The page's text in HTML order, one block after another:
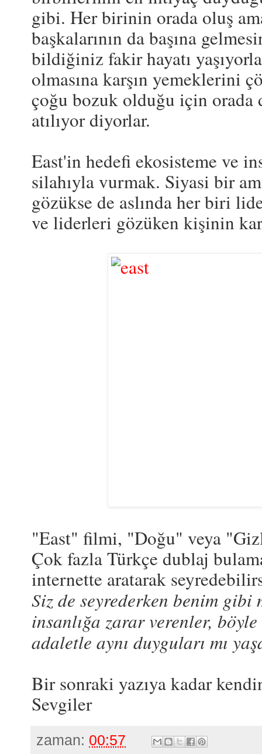
gibi. Her birinin orada oluş
başkalarının da başına
bildiğiniz fakir hayatı
olmasına karşın yemeklerini
çoğu bozuk olduğu için
atılıyor diyorlar.
East'in hedefi ekosisteme ve
silahıyla vurmak. Siyasi bir
gözükse de aslında her biri
ve liderleri gözüken kişinin
"East" filmi, "Doğu" veya
Çok fazla Türkçe dublaj
internette aratarak
Siz de seyrederken benim gibi
insanlığa zarar verenler,
adaletle aynı duyguları mı
Bir sonraki yazıya kadar
Sevgiler
zaman: 00:57